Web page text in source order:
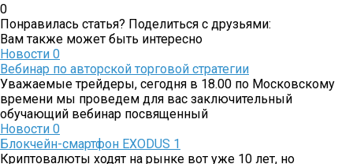
0
Понравилась статья? Поделиться с друзьями:
Вам также может быть интересно
Новости 0
Вебинар по авторской торговой стратегии
Уважаемые трейдеры, сегодня в 18.00 по Московскому
времени мы проведем для вас заключительный
обучающий вебинар посвященный
Новости 0
Блокчейн-смартфон EXODUS 1
Криптовалюты ходят на рынке вот уже 10 лет, но